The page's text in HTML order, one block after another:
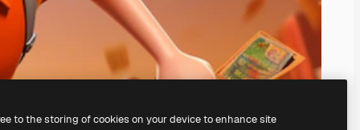
našeho AI Image Generator.
to the storing of cookies on your device to enhance site